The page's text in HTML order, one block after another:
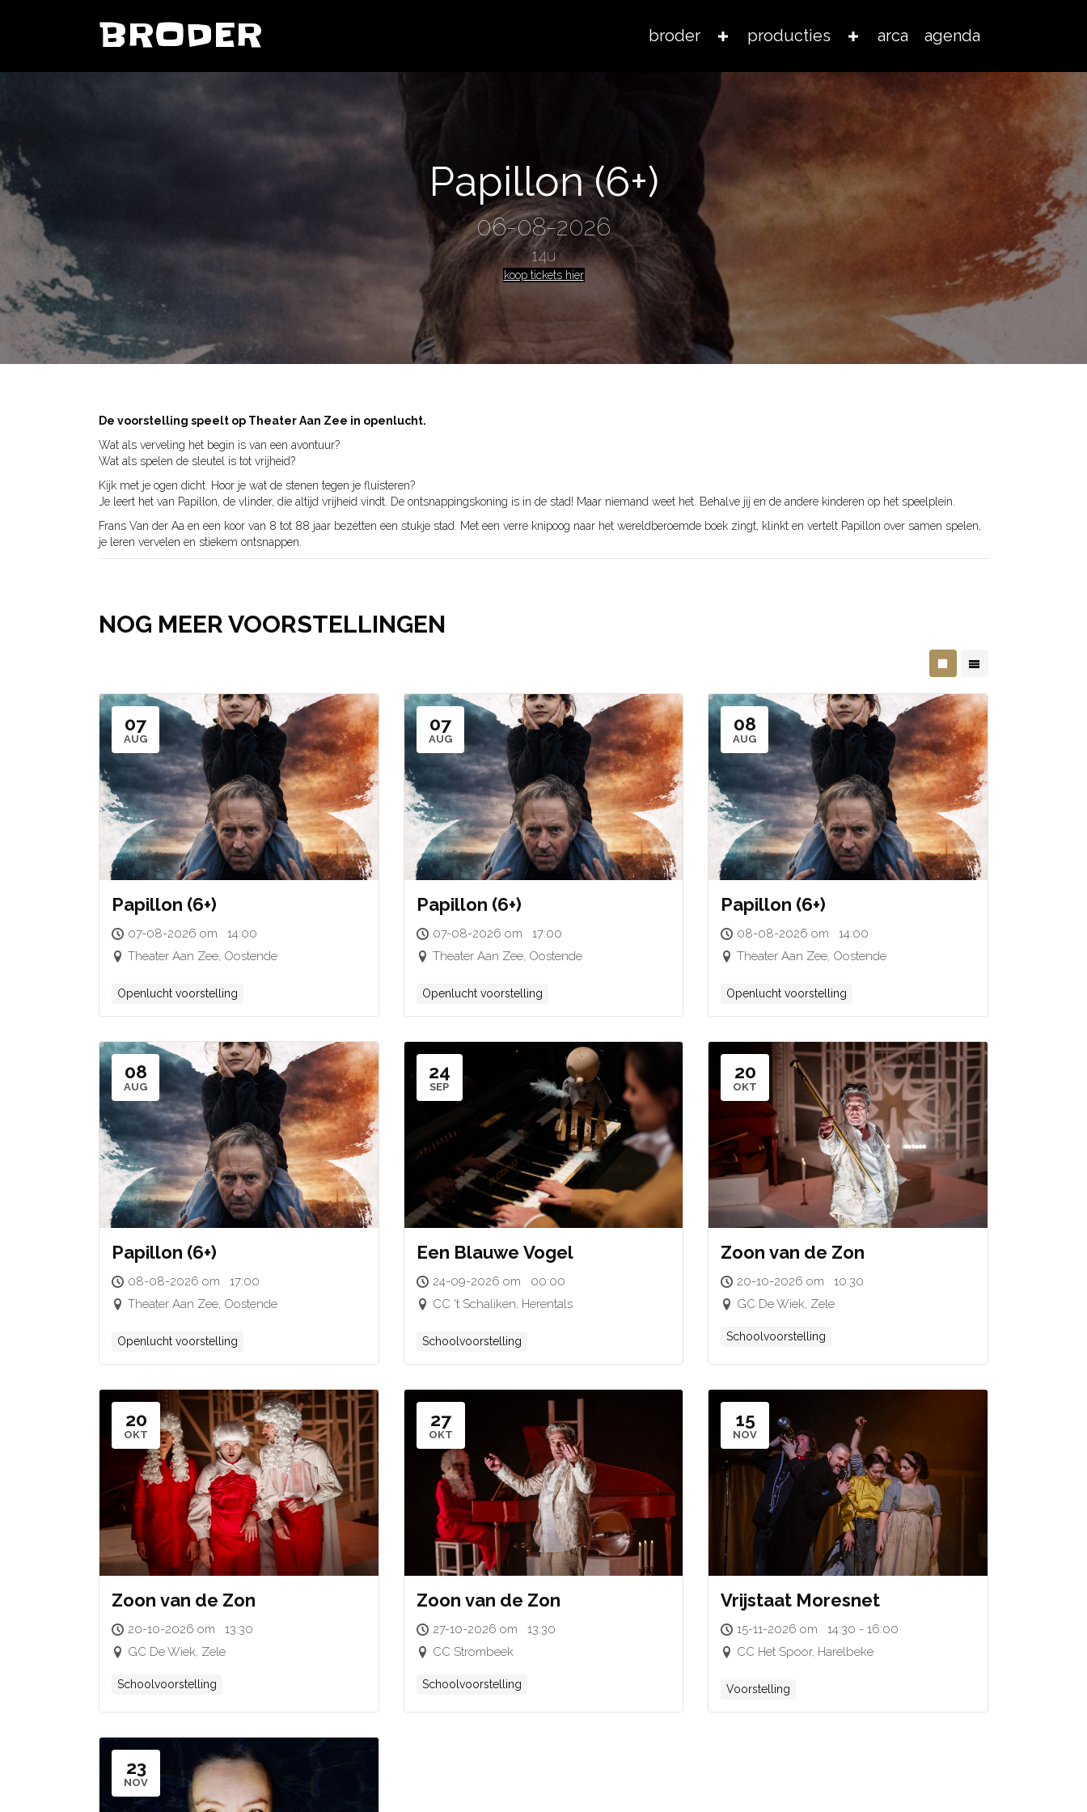
BRODER broder producties arca agenda
Papillon (6+)
06-08-2026
14u
koop tickets hier
De voorstelling speelt op Theater Aan Zee in openlucht.
Wat als verveling het begin is van een avontuur?
Wat als spelen de sleutel is tot vrijheid?
Kijk met je ogen dicht. Hoor je wat de stenen tegen je fluisteren?
Je leert het van Papillon, de vlinder, die altijd vrijheid vindt. De ontsnappingskoning is in de stad! Maar niemand weet het. Behalve jij en de andere kinderen op het speelplein.
Frans Van der Aa en een koor van 8 tot 88 jaar bezetten een stukje stad. Met een verre knipoog naar het wereldberoemde boek zingt, klinkt en vertelt Papillon over samen spelen,
je leren vervelen en stiekem ontsnappen.
NOG MEER VOORSTELLINGEN
07
AUG
Papillon (6+)
07-08-2026 om 14:00
Theater Aan Zee, Oostende
Openlucht voorstelling
07
AUG
Papillon (6+)
07-08-2026 om 17:00
Theater Aan Zee, Oostende
Openlucht voorstelling
08
AUG
Papillon (6+)
08-08-2026 om 14:00
Theater Aan Zee, Oostende
Openlucht voorstelling
08
AUG
Papillon (6+)
08-08-2026 om 17:00
Theater Aan Zee, Oostende
Openlucht voorstelling
24
SEP
Een Blauwe Vogel
24-09-2026 om 00:00
CC 't Schaliken, Herentals
Schoolvoorstelling
20
OKT
Zoon van de Zon
20-10-2026 om 10:30
GC De Wiek, Zele
Schoolvoorstelling
20
OKT
Zoon van de Zon
20-10-2026 om 13:30
GC De Wiek, Zele
Schoolvoorstelling
27
OKT
Zoon van de Zon
27-10-2026 om 13:30
CC Strombeek
Schoolvoorstelling
15
NOV
Vrijstaat Moresnet
15-11-2026 om 14:30 - 16:00
CC Het Spoor, Harelbeke
Voorstelling
23
NOV